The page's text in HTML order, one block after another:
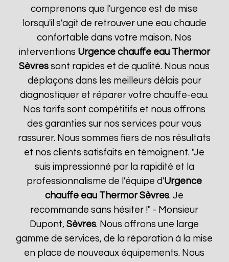
comprenons que l'urgence est de mise
lorsqu'il s'agit de retrouver une eau chaude
confortable dans votre maison. Nos
interventions Urgence chauffe eau Thermor
Sèvres sont rapides et de qualité. Nous nous
déplaçons dans les meilleurs délais pour
diagnostiquer et réparer votre chauffe-eau.
Nos tarifs sont compétitifs et nous offrons
des garanties sur nos services pour vous
rassurer. Nous sommes fiers de nos résultats
et nos clients satisfaits en témoignent. "Je
suis impressionné par la rapidité et la
professionnalisme de l'équipe d'Urgence
chauffe eau Thermor Sèvres. Je
recommande sans hésiter !" - Monsieur
Dupont,Sèvres. Nous offrons une large
gamme de services, de la réparation à la mise
en place de nouveaux équipements. Nous